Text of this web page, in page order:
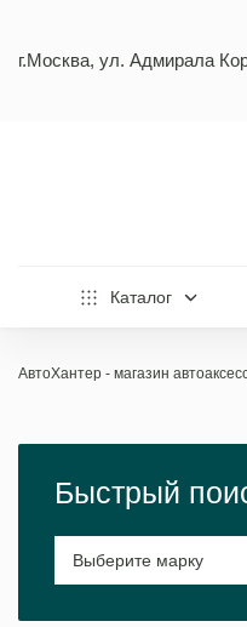
г.Москва, ул. Адмирала
Каталог
АвтоХантер - магазин
Быстрый